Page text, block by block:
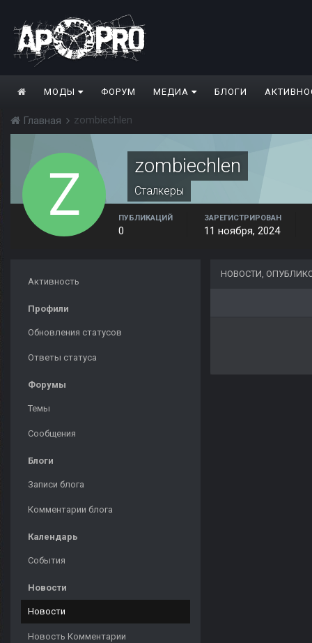
МОДЫ ФОРУМ МЕДИА БЛОГИ
Главная zombiechlen
zombiechlen
Сталкеры
ПУБЛИКАЦИЙ
0
ЗАРЕГИСТРИРОВАН
11 ноября, 2024
Активность
Профили
Обновления статусов
Ответы статуса
Форумы
Темы
Сообщения
Блоги
Записи блога
Комментарии блога
Календарь
События
Новости
Новости
Новость Комментарии
НОВОСТИ,